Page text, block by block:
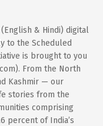
& Hindi) digital
to the Scheduled
is brought to you
From the North
Kashmir — our
stories from the
comprising
percent of India’s